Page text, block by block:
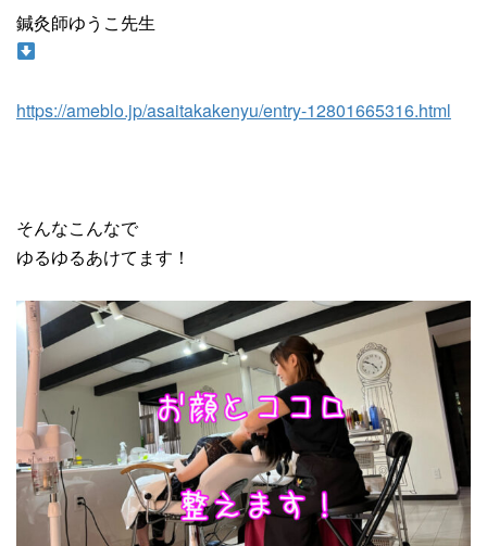
鍼灸師ゆうこ先生
https://ameblo.jp/asaitakakenyu/entry-12801665316.html
そんなこんなで
ゆるゆるあけてます！